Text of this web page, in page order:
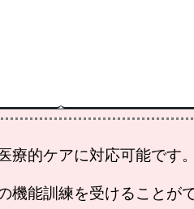
療的ケアに対応可能です。
機能訓練を受けることがで